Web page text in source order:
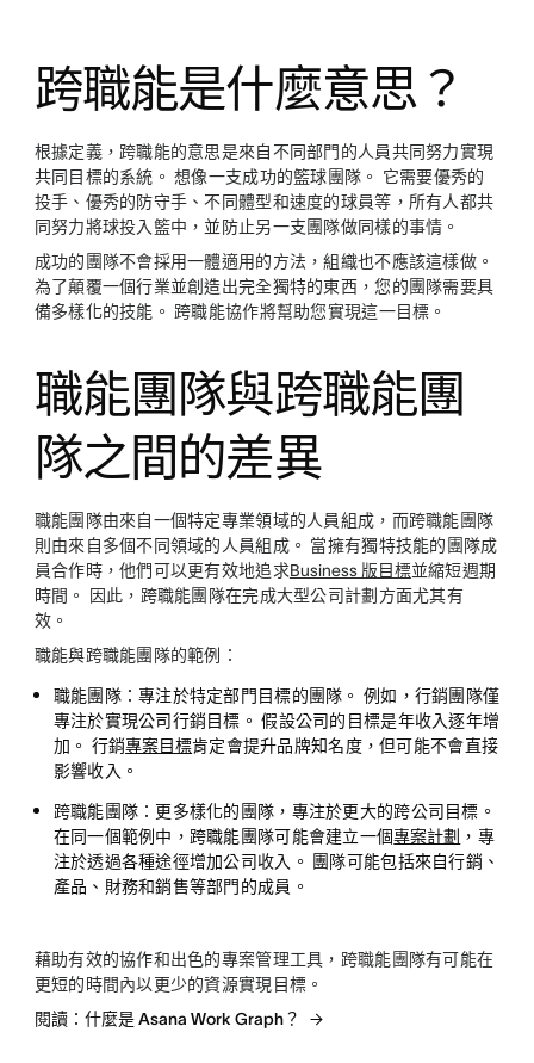
跨職能是什麼意思？
根據定義，跨職能的意思是來自不同部門的人員共同努力實現
共同目標的系統。 想像一支成功的籃球團隊。 它需要優秀的
投手、優秀的防守手、不同體型和速度的球員等，所有人都共
同努力將球投入籃中，並防止另一支團隊做同樣的事情。
成功的團隊不會採用一體適用的方法，組織也不應該這樣做。
為了顛覆一個行業並創造出完全獨特的東西，您的團隊需要具
備多樣化的技能。 跨職能協作將幫助您實現這一目標。
職能團隊與跨職能團
隊之間的差異
職能團隊由來自一個特定專業領域的人員組成，而跨職能團隊
則由來自多個不同領域的人員組成。 當擁有獨特技能的團隊成
員合作時，他們可以更有效地追求Business 版目標並縮短週期
時間。 因此，跨職能團隊在完成大型公司計劃方面尤其有
效。
職能與跨職能團隊的範例：
職能團隊：專注於特定部門目標的團隊。 例如，行銷團隊僅
專注於實現公司行銷目標。 假設公司的目標是年收入逐年增
加。 行銷專案目標肯定會提升品牌知名度，但可能不會直接
影響收入。
跨職能團隊： 更多樣化的團隊，專注於更大的跨公司目標。
在同一個範例中，跨職能團隊可能會建立一個專案計劃 ，專
注於透過各種途徑增加公司收入。 團隊可能包括來自行銷、
產品、財務和銷售等部門的成員。
藉助有效的協作和出色的專案管理工具，跨職能團隊有可能在
更短的時間內以更少的資源實現目標。
閱讀：什麼是 Asana Work Graph？